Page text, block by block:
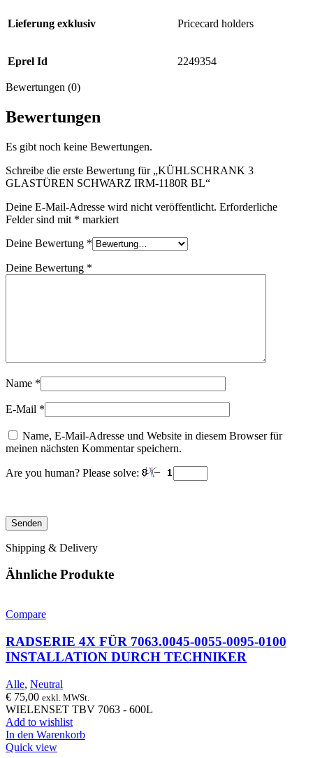
Lieferung exklusiv Pricecard holders
Eprel Id 2249354
Bewertungen (0)
Bewertungen
Es gibt noch keine Bewertungen.
Schreibe die erste Bewertung für „KÜHLSCHRANK 3
GLASTÜREN SCHWARZ IRM-1180R BL“
Deine E-Mail-Adresse wird nicht veröffentlicht. Erforderliche
Felder sind mit * markiert
Deine Bewertung *
Deine Bewertung *
Name *
E-Mail *
Name, E-Mail-Adresse und Website in diesem Browser für
meinen nächsten Kommentar speichern.
Are you human? Please solve:
Shipping & Delivery
Ähnliche Produkte
Compare
RADSERIE 4X FÜR 7063.0045-0055-0095-0100
INSTALLATION DURCH TECHNIKER
Alle, Neutral
€ 75,00 exkl. MWSt.
WIELENSET TBV 7063 - 600L
Add to wishlist
In den Warenkorb
Quick view